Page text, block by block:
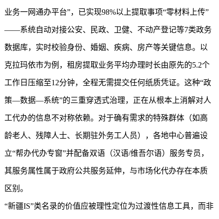
业务一网通办平台”，已实现98%以上提取事项“零材料上传”
——系统自动对接公安、民政、卫健、不动产登记等7类政务
数据库，实时校验身份、婚姻、疾病、房产等关键信息。以
克拉玛依市为例，租房提取业务平均办理时长由原先的5.2个
工作日压缩至12分钟，全程无需提交任何纸质凭证。这种“政
策—数据—系统”的三重穿透式治理，正在从根本上消解对人
工代办的信息不对称依赖。对于确有需求的特殊群体（如高
龄老人、残障人士、长期驻外务工人员），各地中心普遍设
立“帮办代办专窗”并配备双语（汉语/维吾尔语）服务专员，
其服务属性属于政府公共服务延伸，与市场化代办存在本质
区别。
“新疆IS”类名录的价值应被理性定位为过渡性信息工具，而非